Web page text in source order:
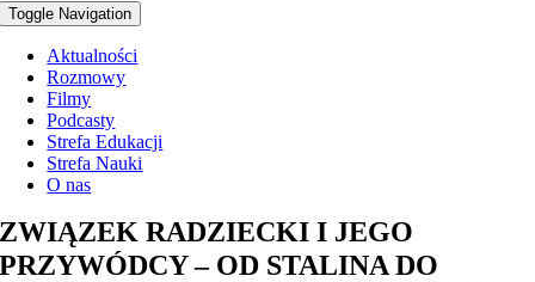
Toggle Navigation
Aktualności
Rozmowy
Filmy
Podcasty
Strefa Edukacji
Strefa Nauki
O nas
ZWIĄZEK RADZIECKI I JEGO
PRZYWÓDCY – OD STALINA DO